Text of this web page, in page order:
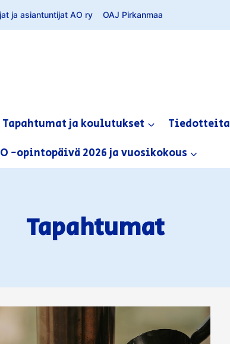
ja asiantuntijat AO ry OAJ Pirkanmaa
Tapahtumat ja koulutukset Tiedotteita
-opintopäivä 2026 ja vuosikokous
Tapahtumat